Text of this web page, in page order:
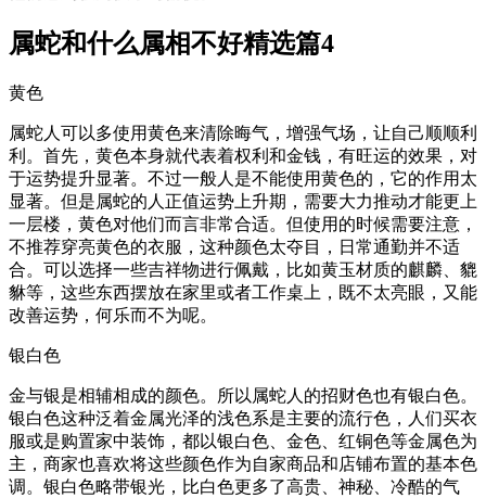
属蛇和什么属相不好精选篇4
黄色
属蛇人可以多使用黄色来清除晦气，增强气场，让自己顺顺利
利。首先，黄色本身就代表着权利和金钱，有旺运的效果，对
于运势提升显著。不过一般人是不能使用黄色的，它的作用太
显著。但是属蛇的人正值运势上升期，需要大力推动才能更上
一层楼，黄色对他们而言非常合适。但使用的时候需要注意，
不推荐穿亮黄色的衣服，这种颜色太夺目，日常通勤并不适
合。可以选择一些吉祥物进行佩戴，比如黄玉材质的麒麟、貔
貅等，这些东西摆放在家里或者工作桌上，既不太亮眼，又能
改善运势，何乐而不为呢。
银白色
金与银是相辅相成的颜色。所以属蛇人的招财色也有银白色。
银白色这种泛着金属光泽的浅色系是主要的流行色，人们买衣
服或是购置家中装饰，都以银白色、金色、红铜色等金属色为
主，商家也喜欢将这些颜色作为自家商品和店铺布置的基本色
调。银白色略带银光，比白色更多了高贵、神秘、冷酷的气